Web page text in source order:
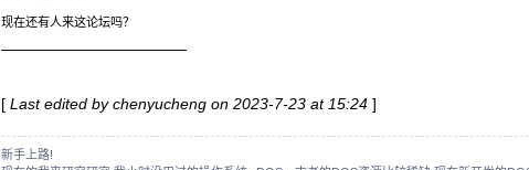
现在还有人来这论坛吗？
————————————
[ Last edited by chenyucheng on 2023-7-23 at 15:24 ]
新手上路!